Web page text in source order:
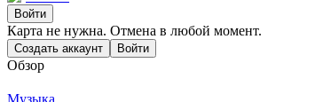
Войти
Карта не нужна. Отмена в любой момент.
Создать аккаунт Войти
Обзор
Музыка